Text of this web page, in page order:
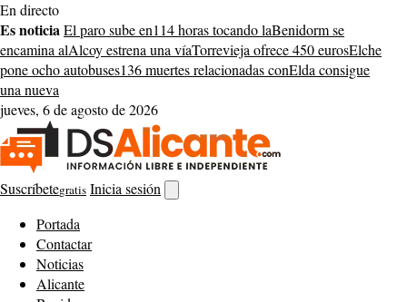
Saltar
al
contenido
En directo
Es noticiaEl paro sube en114 horas tocando laBenidorm se
encamina alAlcoy estrena una víaTorrevieja ofrece 450 eurosElche
pone ocho autobuses136 muertes relacionadas conElda consigue
una nueva
jueves, 6 de agosto de 2026
Suscríbetegratis Inicia sesión
buscador
Portada
Contactar
Noticias
Alicante